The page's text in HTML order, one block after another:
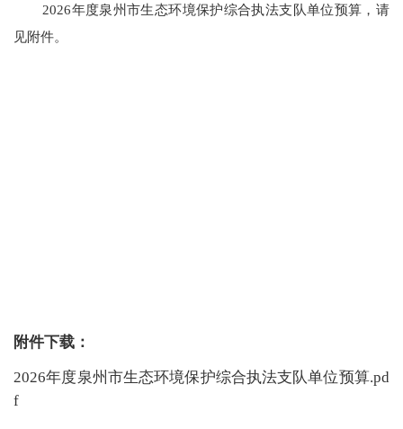
2026年度泉州市生态环境保护综合执法支队单位预算 ，请
见附件。
附件下载：
2026年度泉州市生态环境保护综合执法支队单位预算.pd
f